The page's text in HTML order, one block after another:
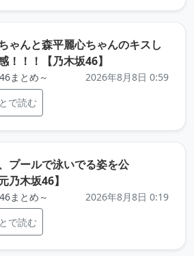
ゃんと森平麗心ちゃんのキスし
！！！【乃木坂46】
まとめ～
2026年8月8日 0:59
で読む
プールで泳いでる姿を公
乃木坂46】
まとめ～
2026年8月8日 0:19
で読む